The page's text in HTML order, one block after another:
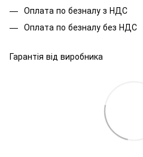
Оплата по безналу з НДС
Оплата по безналу без НДС
Гарантія від виробника